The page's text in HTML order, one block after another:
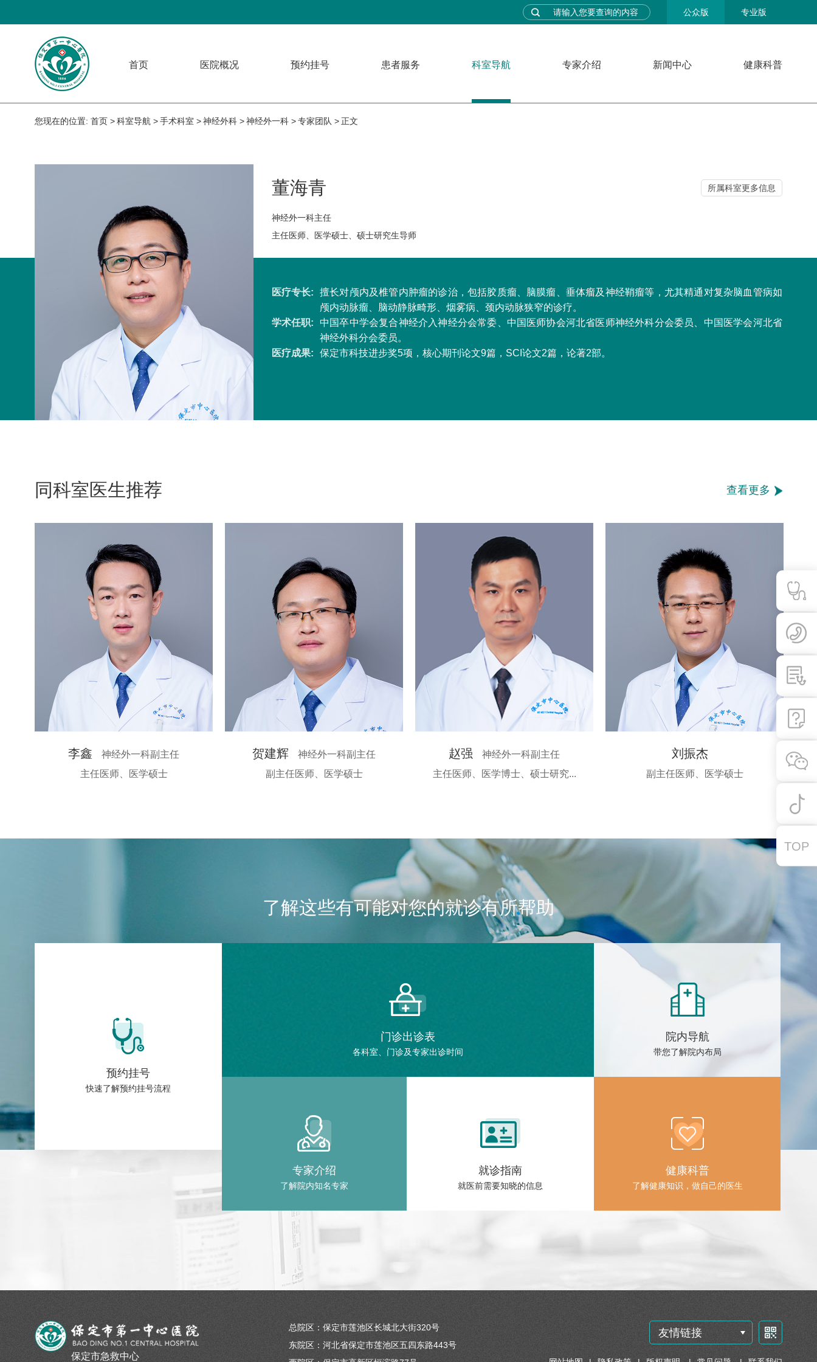
TOP
公众版 专业版
首页 医院概况 预约挂号 患者服务 科室导航 专家介绍 新闻中心 健康科普
您现在的位置: 首页 科室导航 手术科室 神经外科 神经外一科 专家团队 正文
董海青 所属科室更多信息
神经外一科主任
主任医师、医学硕士、硕士研究生导师
医疗专长:
擅长对颅内及椎管内肿瘤的诊治，包括胶质瘤、脑膜瘤、垂体瘤及神经鞘瘤等，尤其精通对复杂脑血管病如
颅内动脉瘤、脑动静脉畸形、烟雾病、颈内动脉狭窄的诊疗。
学术任职:
中国卒中学会复合神经介入神经分会常委、中国医师协会河北省医师神经外科分会委员、中国医学会河北省
神经外科分会委员。
医疗成果:
保定市科技进步奖5项，核心期刊论文9篇，SCI论文2篇，论著2部。
同科室医生推荐 查看更多
李鑫
神经外一科副主任
主任医师、医学硕士
贺建辉
神经外一科副主任
副主任医师、医学硕士
赵强
神经外一科副主任
主任医师、医学博士、硕士研究...
刘振杰
副主任医师、医学硕士
了解这些有可能对您的就诊有所帮助
预约挂号
快速了解预约挂号流程
门诊出诊表
各科室、门诊及专家出诊时间
院内导航
带您了解院内布局
专家介绍
了解院内知名专家
就诊指南
就医前需要知晓的信息
健康科普
了解健康知识，做自己的医生
保定市急救中心
总院区：保定市莲池区长城北大街320号
东院区：河北省保定市莲池区五四东路443号
友情链接